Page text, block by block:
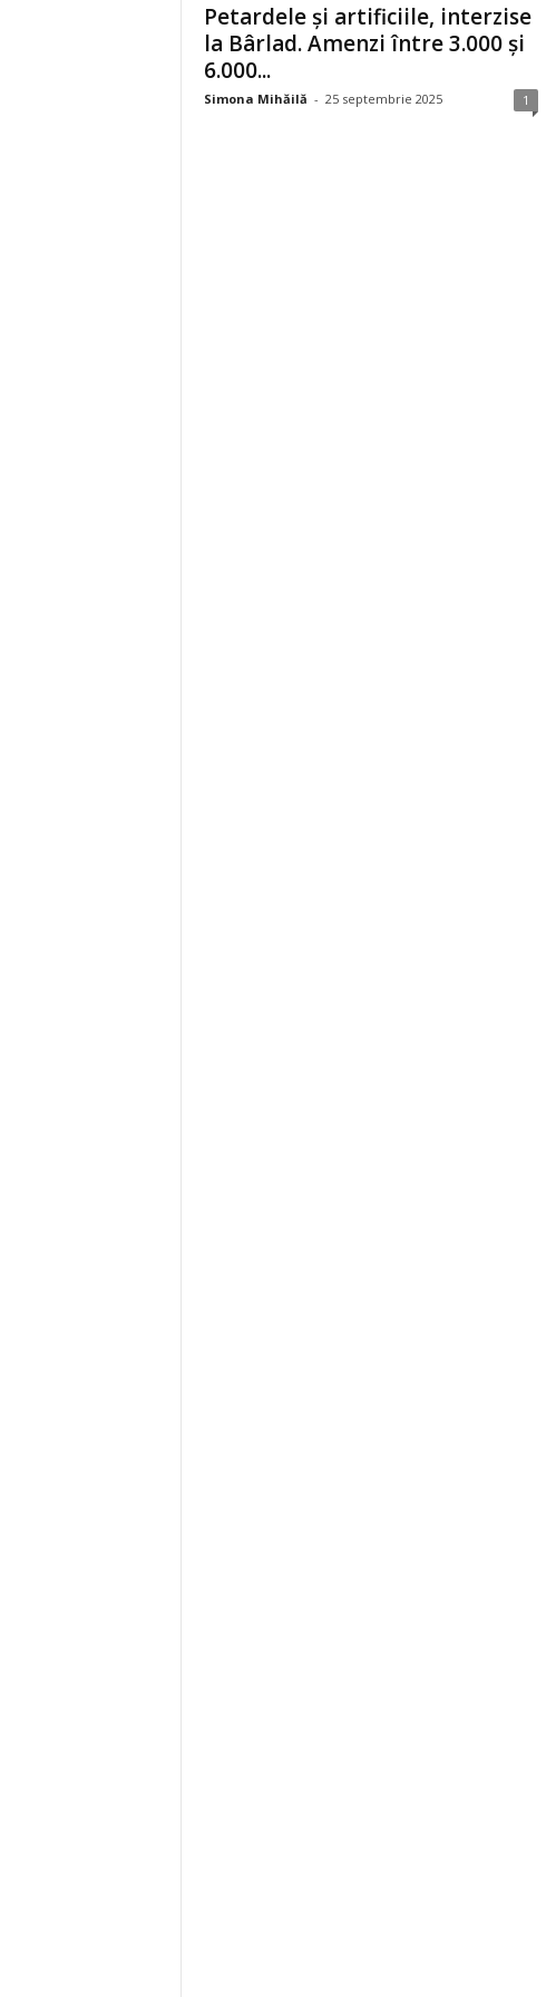
Petardele și artificiile, interzise
la Bârlad. Amenzi între 3.000 și
6.000...
Simona Mihăilă - 25 septembrie 2025 1